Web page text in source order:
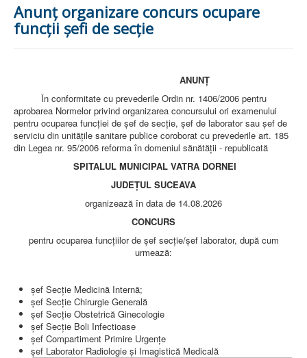
ORAR AUDIENŢE
COMUNICATE
HARTĂ SITE
Anunț organizare concurs ocupare
funcții șefi de secție
ANUNȚ
În conformitate cu prevederile Ordin nr. 1406/2006 pentru
aprobarea Normelor privind organizarea concursului ori examenului
pentru ocuparea funcţiei de şef de secţie, şef de laborator sau şef de
serviciu din unităţile sanitare publice coroborat cu prevederile art. 185
din Legea nr. 95/2006 reforma în domeniul sănătăţii - republicată
SPITALUL MUNICIPAL VATRA DORNEI
JUDEȚUL SUCEAVA
organizează în data de 14.08.2026
CONCURS
pentru ocuparea funcțiilor de șef secție/șef laborator, după cum
urmează:
şef Secţie Medicină Internă;
şef Secţie Chirurgie Generală
şef Secţie Obstetrică Ginecologie
şef Secţie Boli Infectioase
șef Compartiment Primire Urgențe
şef Laborator Radiologie şi Imagistică Medicală